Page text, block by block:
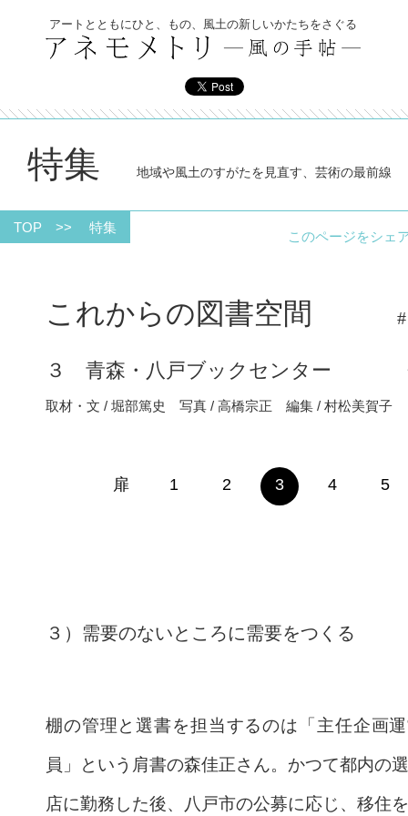
アートとともにひと、もの、風土の新しいかたちをさぐる
特集 地域や風土のすがたを見直す、芸術の最前線
TOP >> 特集
このページをシ
#
これからの図書空間
３ 青森・八戸ブックセンター
取材・文 / 堀部篤史 写真 / 高橋宗正 編集 / 村松美賀子
扉 1 2 3 4 5
３）需要のないところに需要をつくる
棚の管理と選書を担当するのは「主任企画
員」という肩書の森佳正さん。かつて都内の
店に勤務した後、八戸市の公募に応じ、移住